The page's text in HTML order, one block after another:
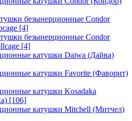
безынерционные Condor
[4]
безынерционные Condor
[4]
катушки Daiwa (Дайва)
катушки Favorite (Фаворит)
катушки Kosadaka
[106]
катушки Mitchell (Митчел)